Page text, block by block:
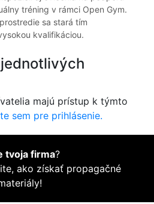
tréning v rámci Open Gym.
sa stará tím
kvalifikáciou.
majú prístup k týmto
sem pre prihlásenie.
tvoja firma?
ako získať propagačné